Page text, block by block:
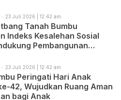
23 Juli 2026 | 12:42 am
Tanah Bumbu
Indeks Kesalehan Sosial
Pembangunan
23 Juli 2026 | 12:42 am
Peringati Hari Anak
42, Wujudkan Ruang Aman
bagi Anak